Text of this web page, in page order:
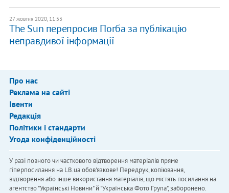
27 жовтня 2020, 11:53
The Sun перепросив Погба за публікацію
неправдивої інформації
Про нас
Реклама на сайті
Івенти
Редакція
Політики і стандарти
Угода конфіденційності
У разі повного чи часткового відтворення матеріалів пряме
гіперпосилання на LB.ua обов'язкове! Передрук, копіювання,
відтворення або інше використання матеріалів, що містять посилання на
агентство "Українськi Новини" й "Українська Фото Група", заборонено.